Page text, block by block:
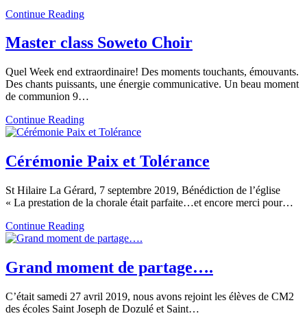
Continue Reading
Master class Soweto Choir
Quel Week end extraordinaire! Des moments touchants, émouvants.
Des chants puissants, une énergie communicative. Un beau moment
de communion 9…
Continue Reading
Cérémonie Paix et Tolérance
St Hilaire La Gérard, 7 septembre 2019, Bénédiction de l’église
« La prestation de la chorale était parfaite…et encore merci pour…
Continue Reading
Grand moment de partage….
C’était samedi 27 avril 2019, nous avons rejoint les élèves de CM2
des écoles Saint Joseph de Dozulé et Saint…